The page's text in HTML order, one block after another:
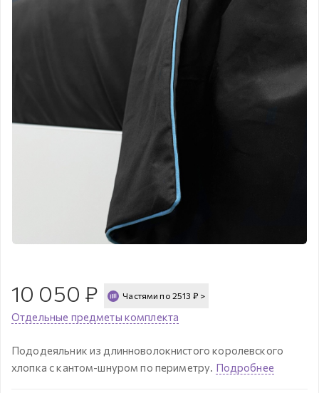
10 050 ₽ Частями по 2513 ₽ >
Отдельные предметы комплекта
Пододеяльник из длинноволокнистого королевского
хлопка с кантом-шнуром по периметру. Подробнее